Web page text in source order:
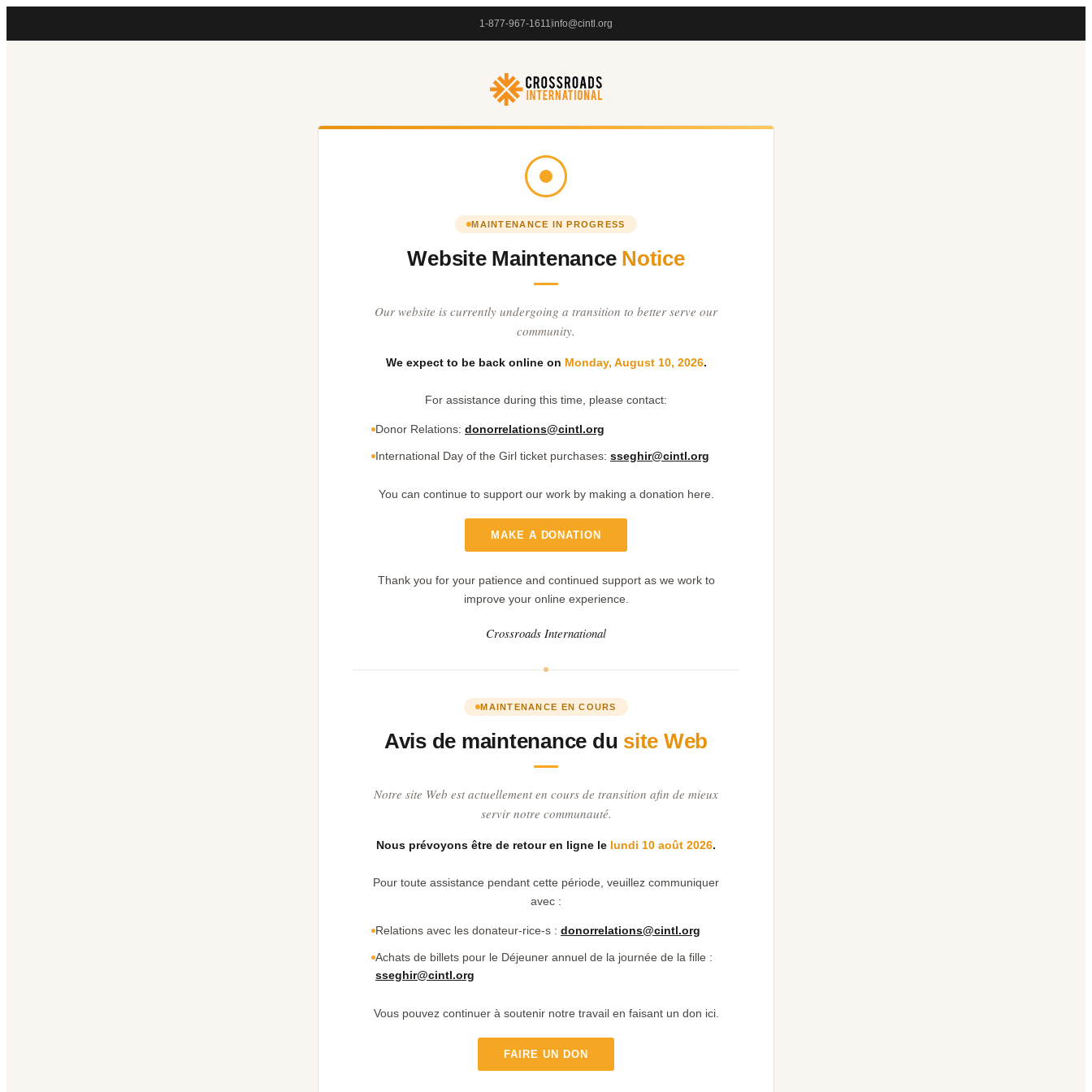
1-877-967-1611info@cintl.org
MAINTENANCE IN PROGRESS
Website Maintenance Notice
Our website is currently undergoing a transition to better serve our
community.
We expect to be back online on Monday, August 10, 2026.
For assistance during this time, please contact:
Donor Relations: donorrelations@cintl.org
International Day of the Girl ticket purchases: sseghir@cintl.org
You can continue to support our work by making a donation here.
MAKE A DONATION
Thank you for your patience and continued support as we work to
improve your online experience.
Crossroads International
MAINTENANCE EN COURS
Avis de maintenance du site Web
Notre site Web est actuellement en cours de transition afin de mieux
servir notre communauté.
Nous prévoyons être de retour en ligne le lundi 10 août 2026.
Pour toute assistance pendant cette période, veuillez communiquer
avec :
Relations avec les donateur-rice-s : donorrelations@cintl.org
Achats de billets pour le Déjeuner annuel de la journée de la fille :
sseghir@cintl.org
Vous pouvez continuer à soutenir notre travail en faisant un don ici.
FAIRE UN DON